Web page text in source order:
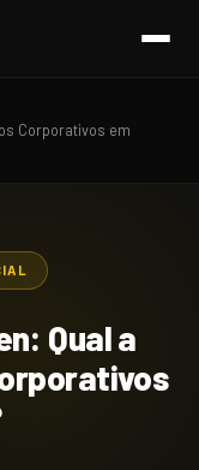
Corporativos em
Qual a